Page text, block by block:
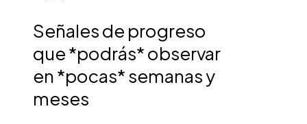
Señales de progreso
que *podrás* observar
en *pocas* semanas y
meses